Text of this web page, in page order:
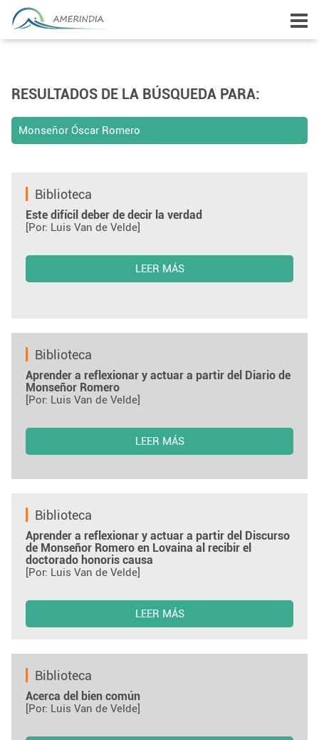
RESULTADOS DE LA BÚSQUEDA PARA:
Monseñor Óscar Romero
Biblioteca
Este difícil deber de decir la verdad
[Por: Luis Van de Velde]
LEER MÁS
Biblioteca
Aprender a reflexionar y actuar a partir del Diario de
Monseñor Romero
[Por: Luis Van de Velde]
LEER MÁS
Biblioteca
Aprender a reflexionar y actuar a partir del Discurso
de Monseñor Romero en Lovaina al recibir el
doctorado honoris causa
[Por: Luis Van de Velde]
LEER MÁS
Biblioteca
Acerca del bien común
[Por: Luis Van de Velde]